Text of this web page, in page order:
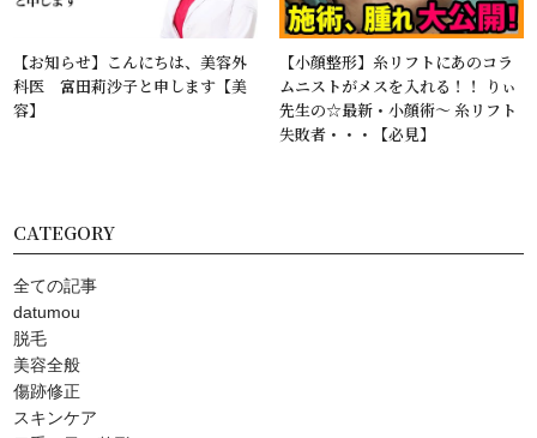
【お知らせ】こんにちは、美容外
科医 富田莉沙子と申します【美
容】
【小顔整形】糸リフトにあのコラ
ムニストがメスを入れる！！ りぃ
先生の☆最新・小顔術〜 糸リフト
失敗者・・・【必見】
CATEGORY
全ての記事
datumou
脱毛
美容全般
傷跡修正
スキンケア